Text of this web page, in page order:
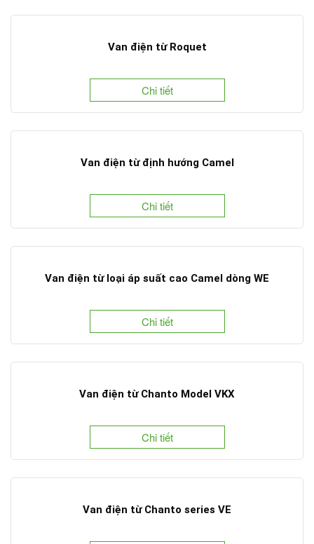
Van điện từ Roquet
Chi tiết
Van điện từ định hướng Camel
Chi tiết
Van điện từ loại áp suất cao Camel dòng WE
Chi tiết
Van điện từ Chanto Model VKX
Chi tiết
Van điện từ Chanto series VE